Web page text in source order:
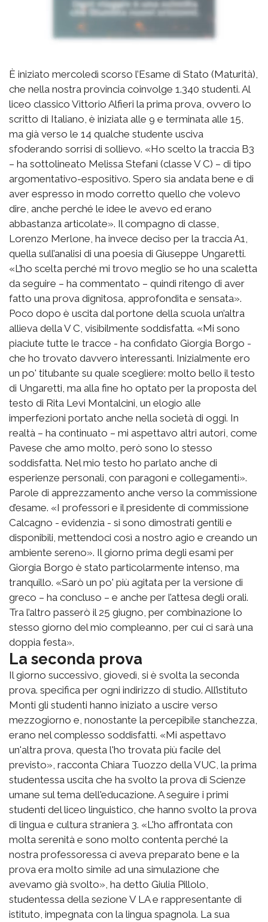
È iniziato mercoledì scorso l’Esame di Stato (Maturità),
che nella nostra provincia coinvolge 1.340 studenti. Al
liceo classico Vittorio Alfieri la prima prova, ovvero lo
scritto di Italiano, è iniziata alle 9 e terminata alle 15,
ma già verso le 14 qualche studente usciva
sfoderando sorrisi di sollievo. «Ho scelto la traccia B3
– ha sottolineato Melissa Stefani (classe V C) – di tipo
argomentativo-espositivo. Spero sia andata bene e di
aver espresso in modo corretto quello che volevo
dire, anche perché le idee le avevo ed erano
abbastanza articolate». Il compagno di classe,
Lorenzo Merlone, ha invece deciso per la traccia A1,
quella sull’analisi di una poesia di Giuseppe Ungaretti.
«L’ho scelta perché mi trovo meglio se ho una scaletta
da seguire – ha commentato – quindi ritengo di aver
fatto una prova dignitosa, approfondita e sensata».
Poco dopo è uscita dal portone della scuola un’altra
allieva della V C, visibilmente soddisfatta. «Mi sono
piaciute tutte le tracce - ha confidato Giorgia Borgo -
che ho trovato davvero interessanti. Inizialmente ero
un po' titubante su quale scegliere: molto bello il testo
di Ungaretti, ma alla fine ho optato per la proposta del
testo di Rita Levi Montalcini, un elogio alle
imperfezioni portato anche nella società di oggi. In
realtà – ha continuato – mi aspettavo altri autori, come
Pavese che amo molto, però sono lo stesso
soddisfatta. Nel mio testo ho parlato anche di
esperienze personali, con paragoni e collegamenti».
Parole di apprezzamento anche verso la commissione
d’esame. «I professori e il presidente di commissione
Calcagno - evidenzia - si sono dimostrati gentili e
disponibili, mettendoci così a nostro agio e creando un
ambiente sereno». Il giorno prima degli esami per
Giorgia Borgo è stato particolarmente intenso, ma
tranquillo. «Sarò un po' più agitata per la versione di
greco – ha concluso – e anche per l’attesa degli orali.
Tra l’altro passerò il 25 giugno, per combinazione lo
stesso giorno del mio compleanno, per cui ci sarà una
doppia festa».
La seconda prova
Il giorno successivo, giovedì, si è svolta la seconda
prova. specifica per ogni indirizzo di studio. All’istituto
Monti gli studenti hanno iniziato a uscire verso
mezzogiorno e, nonostante la percepibile stanchezza,
erano nel complesso soddisfatti. «Mi aspettavo
un'altra prova, questa l'ho trovata più facile del
previsto», racconta Chiara Tuozzo della VUC, la prima
studentessa uscita che ha svolto la prova di Scienze
umane sul tema dell'educazione. A seguire i primi
studenti del liceo linguistico, che hanno svolto la prova
di lingua e cultura straniera 3. «L'ho affrontata con
molta serenità e sono molto contenta perché la
nostra professoressa ci aveva preparato bene e la
prova era molto simile ad una simulazione che
avevamo già svolto», ha detto Giulia Pillolo,
studentessa della sezione V LA e rappresentante di
istituto, impegnata con la lingua spagnola. La sua